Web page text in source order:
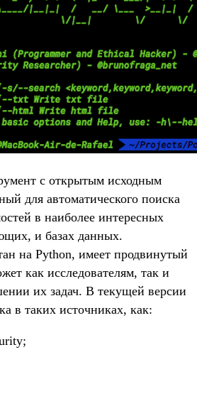
с открытым исходным
для автоматического поиска
в наиболее интересных
и базах данных.
на Python, имеет продвинутый
как исследователям, так и
их задач. В текущей версии
в таких источниках, как: